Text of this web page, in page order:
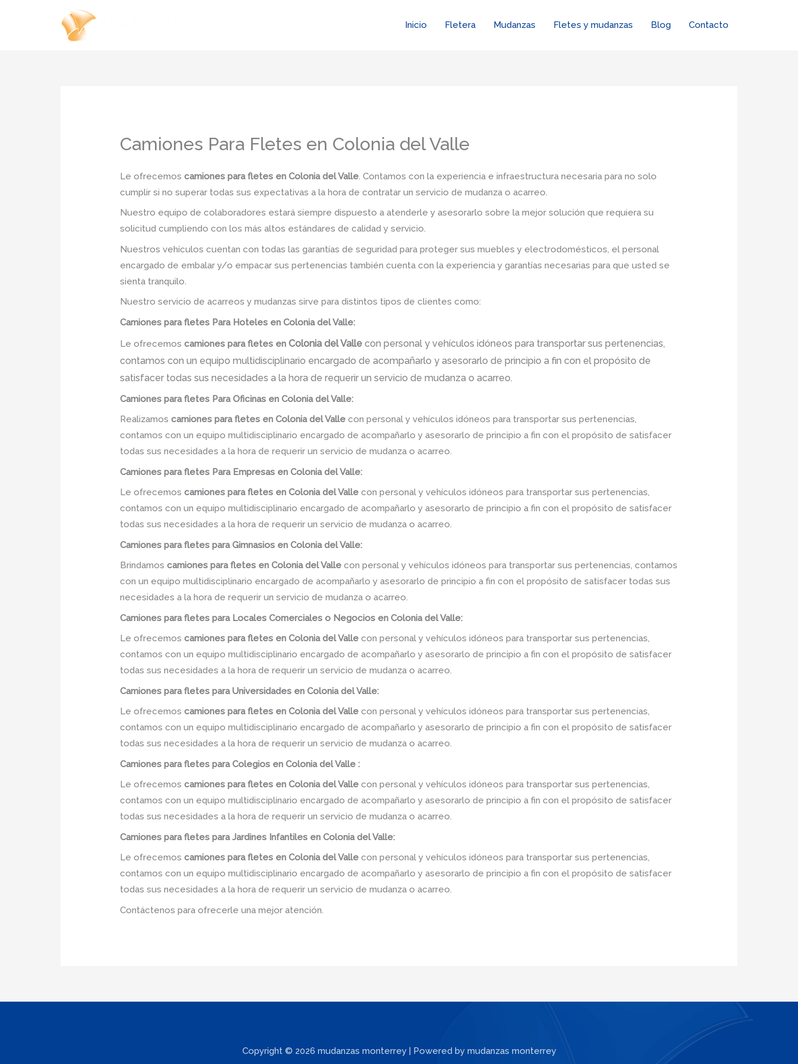
Inicio Fletera Mudanzas Fletes y mudanzas Blog Contacto
Camiones Para Fletes en Colonia del Valle
Le ofrecemos camiones para fletes en Colonia del Valle . Contamos con la experiencia e infraestructura necesaria para no solo
cumplir si no superar todas sus expectativas a la hora de contratar un servicio de mudanza o acarreo.
Nuestro equipo de colaboradores estará siempre dispuesto a atenderle y asesorarlo sobre la mejor solución que requiera su
solicitud cumpliendo con los más altos estándares de calidad y servicio.
Nuestros vehículos cuentan con todas las garantías de seguridad para proteger sus muebles y electrodomésticos, el personal
encargado de embalar y/o empacar sus pertenencias también cuenta con la experiencia y garantías necesarias para que usted se
sienta tranquilo.
Nuestro servicio de acarreos y mudanzas sirve para distintos tipos de clientes como:
Camiones para fletes Para Hoteles en Colonia del Valle:
Le ofrecemoscamiones para fletes en Colonia del Valle con personal y vehículos idóneos para transportar sus pertenencias,
contamos con un equipo multidisciplinario encargado de acompañarlo y asesorarlo de principio a fin con el propósito de
satisfacer todas sus necesidades a la hora de requerir un servicio de mudanza o acarreo.
Camiones para fletes Para Oficinas en Colonia del Valle:
Realizamoscamiones para fletes en Colonia del Valle con personal y vehículos idóneos para transportar sus pertenencias,
contamos con un equipo multidisciplinario encargado de acompañarlo y asesorarlo de principio a fin con el propósito de satisfacer
todas sus necesidades a la hora de requerir un servicio de mudanza o acarreo.
Camiones para fletes Para Empresas en Colonia del Valle:
Le ofrecemoscamiones para fletes en Colonia del Valle con personal y vehículos idóneos para transportar sus pertenencias,
contamos con un equipo multidisciplinario encargado de acompañarlo y asesorarlo de principio a fin con el propósito de satisfacer
todas sus necesidades a la hora de requerir un servicio de mudanza o acarreo.
Camiones para fletes para Gimnasios en Colonia del Valle:
Brindamoscamiones para fletes en Colonia del Valle con personal y vehículos idóneos para transportar sus pertenencias, contamos
con un equipo multidisciplinario encargado de acompañarlo y asesorarlo de principio a fin con el propósito de satisfacer todas sus
necesidades a la hora de requerir un servicio de mudanza o acarreo.
Camiones para fletes para Locales Comerciales o Negocios en Colonia del Valle:
Le ofrecemoscamiones para fletes en Colonia del Valle con personal y vehículos idóneos para transportar sus pertenencias,
contamos con un equipo multidisciplinario encargado de acompañarlo y asesorarlo de principio a fin con el propósito de satisfacer
todas sus necesidades a la hora de requerir un servicio de mudanza o acarreo.
Camiones para fletes para Universidades en Colonia del Valle:
Le ofrecemoscamiones para fletes en Colonia del Valle con personal y vehículos idóneos para transportar sus pertenencias,
contamos con un equipo multidisciplinario encargado de acompañarlo y asesorarlo de principio a fin con el propósito de satisfacer
todas sus necesidades a la hora de requerir un servicio de mudanza o acarreo.
Camiones para fletes para Colegios en Colonia del Valle :
Le ofrecemoscamiones para fletes en Colonia del Valle con personal y vehículos idóneos para transportar sus pertenencias,
contamos con un equipo multidisciplinario encargado de acompañarlo y asesorarlo de principio a fin con el propósito de satisfacer
todas sus necesidades a la hora de requerir un servicio de mudanza o acarreo.
Camiones para fletes para Jardines Infantiles en Colonia del Valle:
Le ofrecemoscamiones para fletes en Colonia del Valle con personal y vehículos idóneos para transportar sus pertenencias,
contamos con un equipo multidisciplinario encargado de acompañarlo y asesorarlo de principio a fin con el propósito de satisfacer
todas sus necesidades a la hora de requerir un servicio de mudanza o acarreo.
Contáctenos para ofrecerle una mejor atención.
Copyright © 2026 mudanzas monterrey | Powered by mudanzas monterrey